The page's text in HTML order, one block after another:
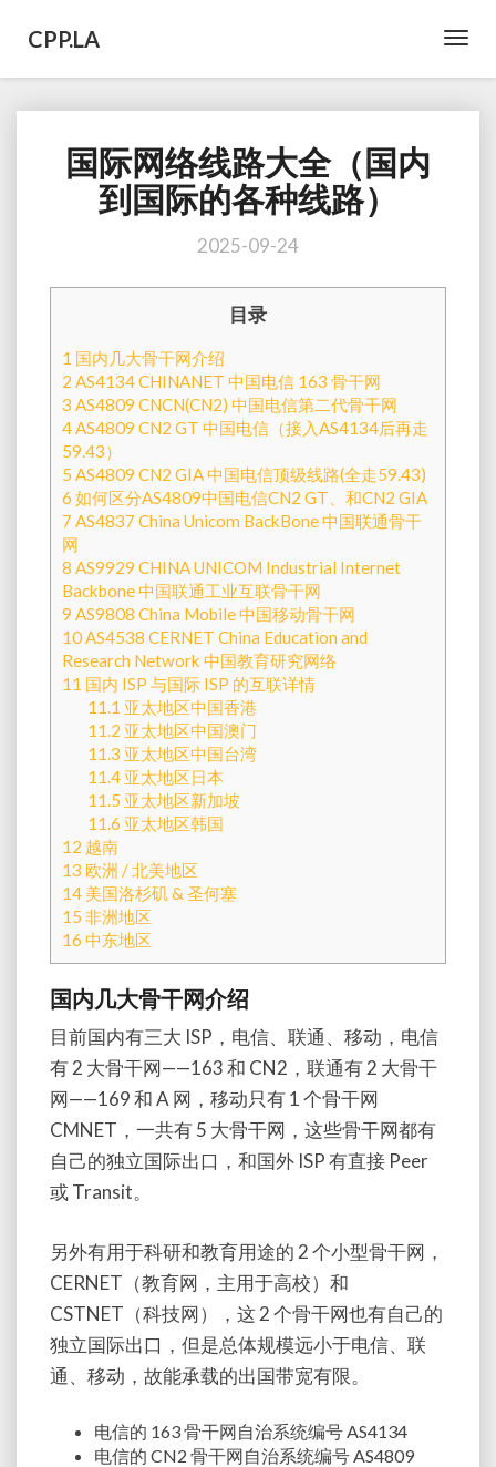
CPP.LA
国
际
网
线
大
全
内
到
国
的
各
种
路）
国际网络线路大全（国内
到国际的各种线路）
2025-09-24
目录
1 国内几大骨干网介绍
2 AS4134 CHINANET 中国电信 163 骨干网
3 AS4809 CNCN(CN2) 中国电信第二代骨干网
4AS4809 CN2 GT 中国电信（接入AS4134后再走
59.43）
5 AS4809 CN2 GIA 中国电信顶级线路(全走59.43)
6 如何区分AS4809中国电信CN2 GT、和CN2 GIA
7 AS4837 China Unicom BackBone 中国联通骨干
网
8 AS9929 CHINA UNICOM Industrial Internet
Backbone 中国联通工业互联骨干网
9 AS9808 China Mobile 中国移动骨干网
10AS4538 CERNET China Education and
Research Network 中国教育研究网络
11 国内 ISP 与国际 ISP 的互联详情
11.1 亚太地区中国香港
11.2 亚太地区中国澳门
11.3 亚太地区中国台湾
11.4亚太地区日本
11.5 亚太地区新加坡
11.6 亚太地区韩国
12 越南
13 欧洲 / 北美地区
14 美国洛杉矶 & 圣何塞
15 非洲地区
16 中东地区
国内几大骨干网介绍
目前国内有三大 ISP，电信、联通、移动，电信
有 2 大骨干网——163 和 CN2，联通有 2 大骨干
网——169 和 A 网，移动只有 1 个骨干网
CMNET，一共有 5 大骨干网，这些骨干网都有
自己的独立国际出口，和国外 ISP 有直接 Peer
或 Transit。
另外有用于科研和教育用途的 2 个小型骨干网，
CERNET（教育网，主用于高校）和
CSTNET（科技网），这 2 个骨干网也有自己的
独立国际出口，但是总体规模远小于电信、联
通、移动，故能承载的出国带宽有限。
电信的 163 骨干网自治系统编号 AS4134
电信的 CN2 骨干网自治系统编号 AS4809